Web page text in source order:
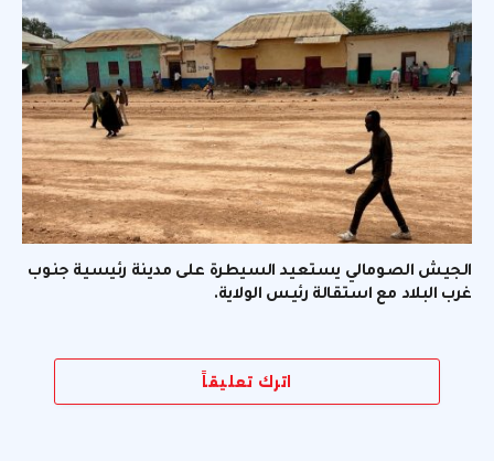
الجيش الصومالي يستعيد السيطرة على مدينة رئيسية جنوب
غرب البلاد مع استقالة رئيس الولاية.
اترك تعليقاً